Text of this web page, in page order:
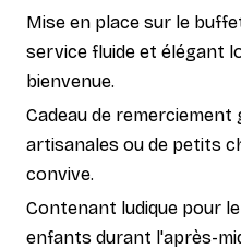
Mise en place sur le
service fluide et élégant
bienvenue.
Cadeau de
artisanales ou de petits
convive.
Contenant ludique pour
enfants durant l'après-